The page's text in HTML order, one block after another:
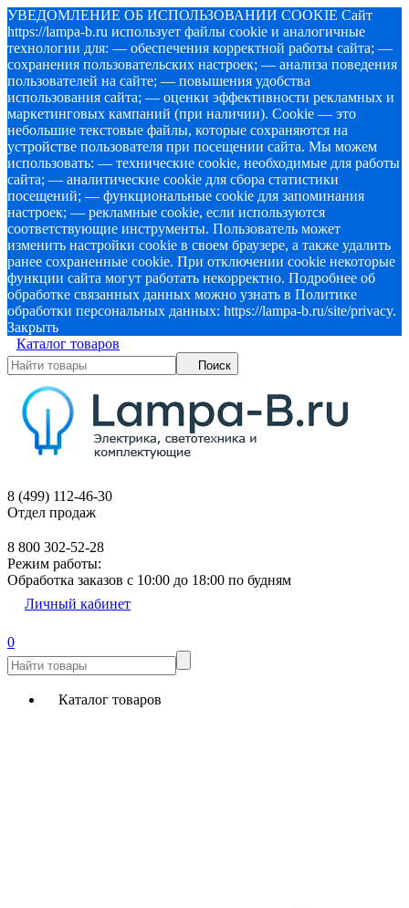
УВЕДОМЛЕНИЕ ОБ ИСПОЛЬЗОВАНИИ COOKIE Сайт
https://lampa-b.ru использует файлы cookie и аналогичные
технологии для: — обеспечения корректной работы сайта; —
сохранения пользовательских настроек; — анализа поведения
пользователей на сайте; — повышения удобства
использования сайта; — оценки эффективности рекламных и
маркетинговых кампаний (при наличии). Cookie — это
небольшие текстовые файлы, которые сохраняются на
устройстве пользователя при посещении сайта. Мы можем
использовать: — технические cookie, необходимые для работы
сайта; — аналитические cookie для сбора статистики
посещений; — функциональные cookie для запоминания
настроек; — рекламные cookie, если используются
соответствующие инструменты. Пользователь может
изменить настройки cookie в своем браузере, а также удалить
ранее сохраненные cookie. При отключении cookie некоторые
функции сайта могут работать некорректно. Подробнее об
обработке связанных данных можно узнать в Политике
обработки персональных данных: https://lampa-b.ru/site/privacy.
Закрыть
Каталог товаров
Поиск
8 (499) 112-46-30
Отдел продаж
8 800 302-52-28
Режим работы:
Обработка заказов с 10:00 до 18:00 по будням
Личный кабинет
0
Каталог товаров